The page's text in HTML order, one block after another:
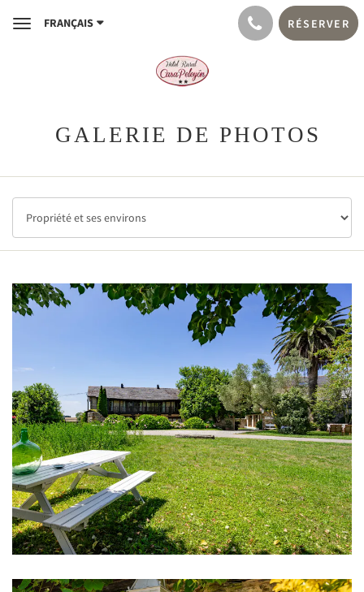
ToggleFRANÇAIS RÉSERVER
GALERIE DE PHOTOS